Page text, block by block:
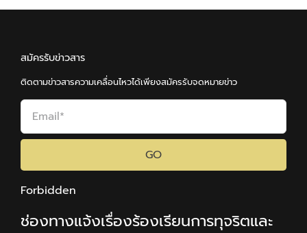
สมัครรับข่าวสาร
ติดตามข่าวสารความเคลื่อนไหวได้เพียงสมัครรับจดหมายข่าว
GO
Forbidden
ช่องทางแจ้งเรื่องร้องเรียนการทุจริตและ